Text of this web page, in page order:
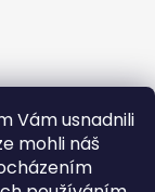
Vám usnadnili
mohli náš